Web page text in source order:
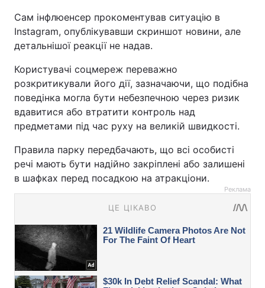
Сам інфлюенсер прокоментував ситуацію в
Instagram, опублікувавши скриншот новини, але
детальнішої реакції не надав.
Користувачі соцмереж переважно
розкритикували його дії, зазначаючи, що подібна
поведінка могла бути небезпечною через ризик
вдавитися або втратити контроль над
предметами під час руху на великій швидкості.
Правила парку передбачають, що всі особисті
речі мають бути надійно закріплені або залишені
в шафках перед посадкою на атракціони.
Реклама